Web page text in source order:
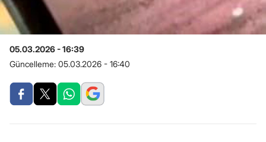
05.03.2026 - 16:39
Güncelleme: 05.03.2026 - 16:40